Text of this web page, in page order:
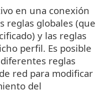
en una conexión
reglas globales (que
y las reglas
perfil. Es posible
reglas
red para modificar
del